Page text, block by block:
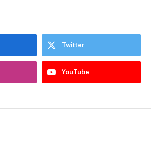
Twitter
YouTube